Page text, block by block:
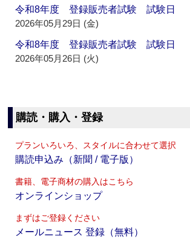
令和8年度 登録販売者試験 試験日 【
2026年05月29日 (金)
令和8年度 登録販売者試験 試験日 【
2026年05月26日 (火)
購読・購入・登録
プランいろいろ、スタイルに合わせて選択
購読申込み（新聞 / 電子版）
書籍、電子商材の購入はこちら
オンラインショップ
まずはご登録ください
メールニュース 登録（無料）